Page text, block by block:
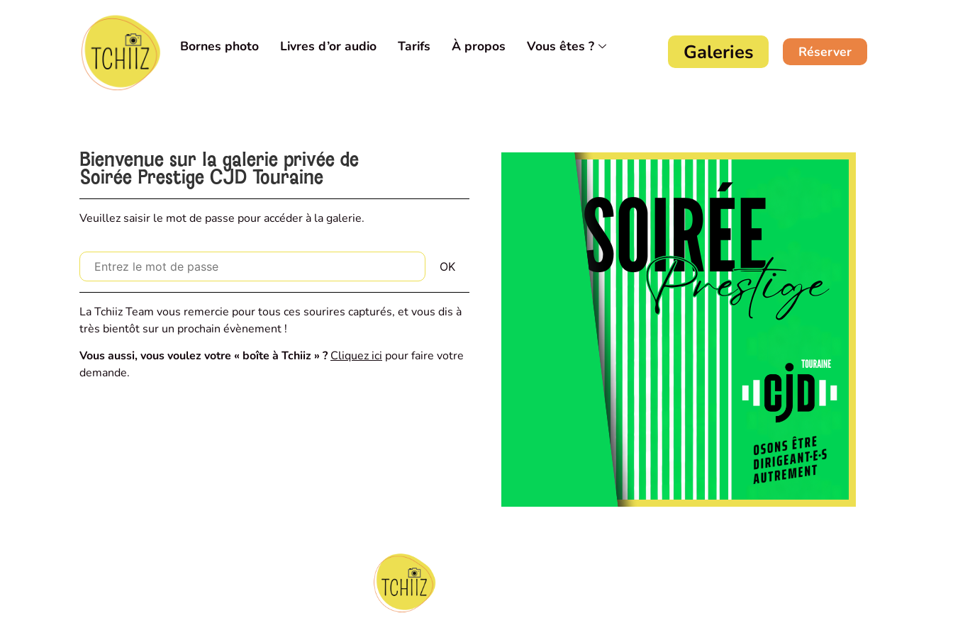
Bornes photo Livres d’or audio Tarifs À propos Vous êtes ? Galeries Réserver
Bienvenue sur la galerie privée de
Soirée Prestige CJD Touraine
Veuillez saisir le mot de passe pour accéder à la galerie.
La Tchiiz Team vous remercie pour tous ces sourires capturés, et vous dis à
très bientôt sur un prochain évènement !
Vous aussi, vous voulez votre « boîte à Tchiiz » ? Cliquez ici pour faire votre
demande.